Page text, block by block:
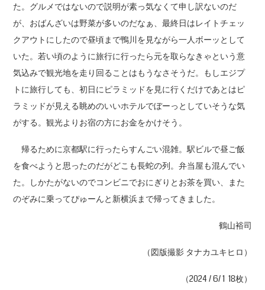
た。グルメではないので説明が素っ気なくて申し訳ないのだ
が、おばんざいは野菜が多いのだなぁ、最終日はレイトチェッ
クアウトにしたので昼頃まで鴨川を見ながら一人ボーッとして
いた。若い頃のように旅行に行ったら元を取らなきゃという意
気込みで観光地を走り回ることはもうなさそうだ。もしエジプ
トに旅行しても、初日にピラミッドを見に行くだけであとはピ
ラミッドが見える眺めのいいホテルでぼーっとしていそうな気
がする。観光よりお宿の方にお金をかけそう。
帰るために京都駅に行ったらすんごい混雑。駅ビルで昼ご飯
を食べようと思ったのだがどこも長蛇の列。弁当屋も混んでい
た。しかたがないのでコンビニでおにぎりとお茶を買い、また
のぞみに乗ってぴゅーんと新横浜まで帰ってきました。
鶴山裕司
（図版撮影 タナカユキヒロ）
（2024 / 6/ 1 18枚）